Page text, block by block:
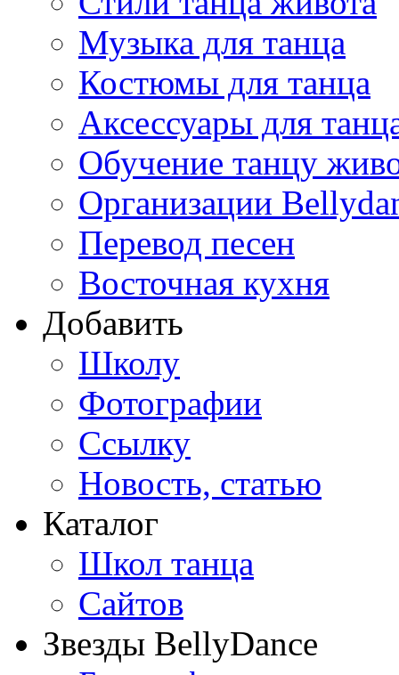
Музыка для танца
Костюмы для танца
Аксессуары для
Обучение танцу
Организации
Перевод песен
Восточная кухня
Добавить
Школу
Фотографии
Ссылку
Новость, статью
Каталог
Школ танца
Сайтов
Звезды BellyDance